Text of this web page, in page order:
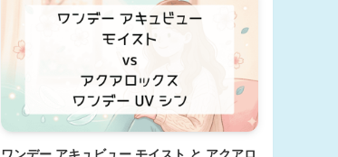
ワンデー アキュビュー モイスト と アクアロ